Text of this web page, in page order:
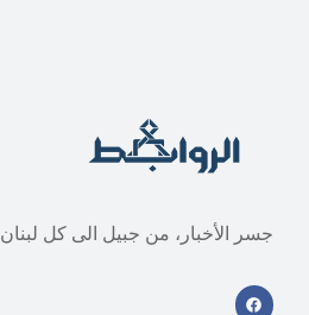
جسر الأخبار، من جبيل الى كل لبنان